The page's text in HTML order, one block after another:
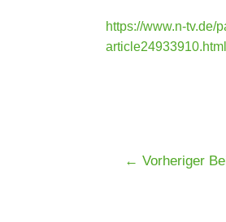
https://www.n-tv.de/
article24933910.html
← Vorheriger